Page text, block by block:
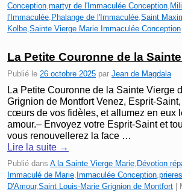
Conception,martyr de l'Immaculée Conception,
l'Immaculée, Phalange de l'Immaculée,Saint
Kolbe,Sainte Vierge Marie Immaculée Conception
La Petite Couronne de la
Publié le 26 octobre 2025 par Jean de Magdala
La Petite Couronne de la Sainte Vierge
Grignion de Montfort Venez, Esprit-
cœurs de vos fidèles, et allumez en eux
amour.– Envoyez votre Esprit-Saint et
vous renouvellerez la face …
Lire la suite →
Publié dans A la Sainte Vierge Marie Dévotion
Immaculé de Marie Immaculée Conception prieres
D'Amour,Saint Louis-Marie Grignion de Montfort